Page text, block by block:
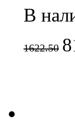
В
1622.50